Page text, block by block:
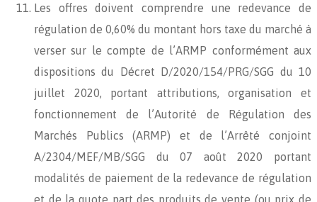
Les offres doivent comprendre une redevance de
régulation de 0,60% du montant hors taxe du marché à
verser sur le compte de l’ARMP conformément aux
dispositions du Décret D/2020/154/PRG/SGG du 10
juillet 2020, portant attributions, organisation et
fonctionnement de l’Autorité de Régulation des
Marchés Publics (ARMP) et de l’Arrêté conjoint
A/2304/MEF/MB/SGG du 07 août 2020 portant
modalités de paiement de la redevance de régulation
et de la quote part des produits de vente (ou prix de